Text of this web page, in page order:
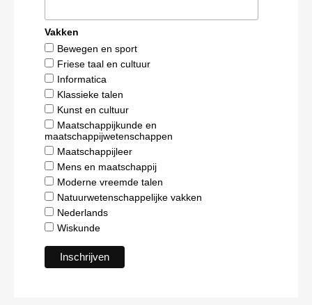
Vakken
Bewegen en sport
Friese taal en cultuur
Informatica
Klassieke talen
Kunst en cultuur
Maatschappijkunde en
maatschappijwetenschappen
Maatschappijleer
Mens en maatschappij
Moderne vreemde talen
Natuurwetenschappelijke vakken
Nederlands
Wiskunde